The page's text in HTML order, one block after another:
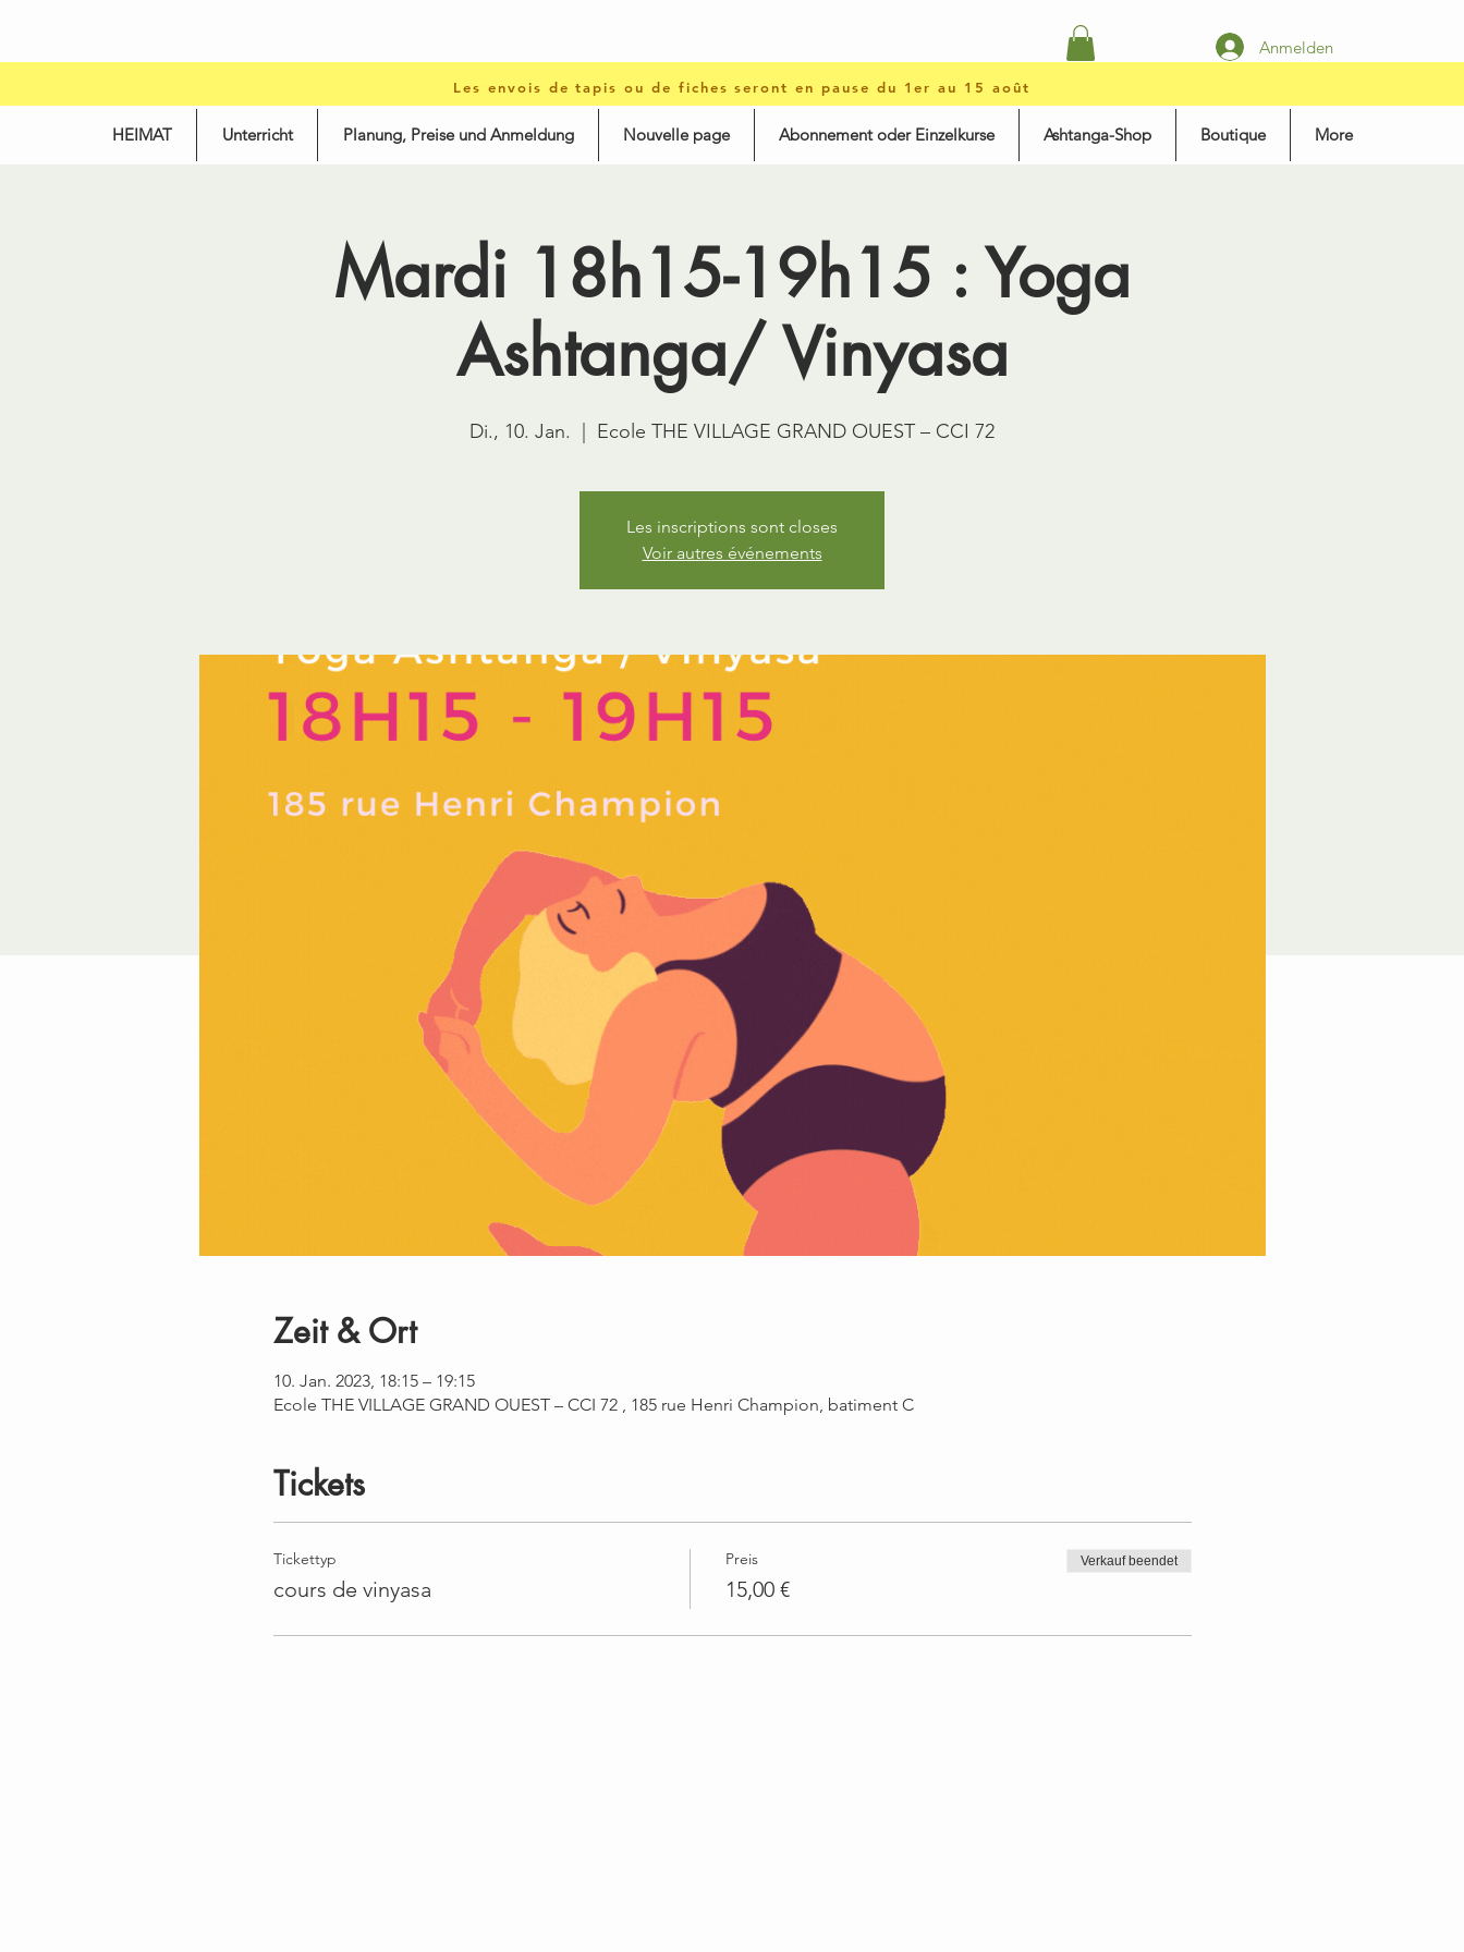
Anmelden
Les envois de tapis ou de fiches seront en pause du 1er au 15 août
HEIMAT Unterricht Planung, Preise und Anmeldung Nouvelle page Abonnement oder Einzelkurse Ashtanga-Shop Boutique More
Mardi 18h15-19h15 : Yoga
Ashtanga/ Vinyasa
Di., 10. Jan. Ecole THE VILLAGE GRAND OUEST – CCI 72
Les inscriptions sont closes
Voir autres événements
Zeit & Ort
10. Jan. 2023, 18:15 – 19:15
Ecole THE VILLAGE GRAND OUEST – CCI 72 , 185 rue Henri Champion, batiment C
Tickets
Tickettyp
cours de vinyasa
Preis
15,00 €
Verkauf beendet